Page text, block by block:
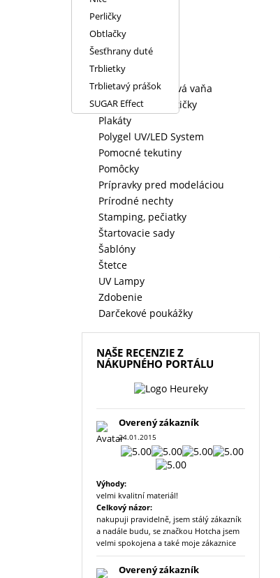
Nástroje
Nechtové tipy
P-shine
Paráda
Parafín, parafínová vaňa
Pilníky, bloky, leštičky
Plakáty
Polygel UV/LED System
Pomocné tekutiny
Pomôcky
Prípravky pred modeláciou
Prírodné nechty
Stamping, pečiatky
Štartovacie sady
Šablóny
Štetce
UV Lampy
Zdobenie
Perličky
Obtlačky
Šesťhrany duté
Trblietky
Trblietavý prášok
SUGAR Effect
Darčekové poukážky
NAŠE RECENZIE Z
NÁKUPNÉHO PORTÁLU
Overený zákazník
24.01.2015
Výhody:
velmi kvalitní materiál!
Celkový názor:
nakupuji pravidelně, jsem stálý zákazník
a nadále budu, se značkou Hotcha jsem
velmi spokojena a také moje zákaznice
Overený zákazník